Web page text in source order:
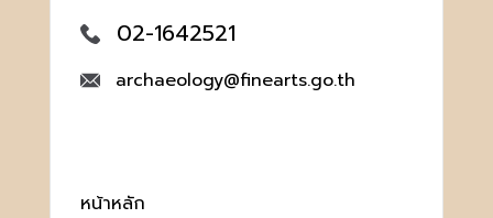
02-1642521
archaeology@finearts.go.th
หน้าหลัก